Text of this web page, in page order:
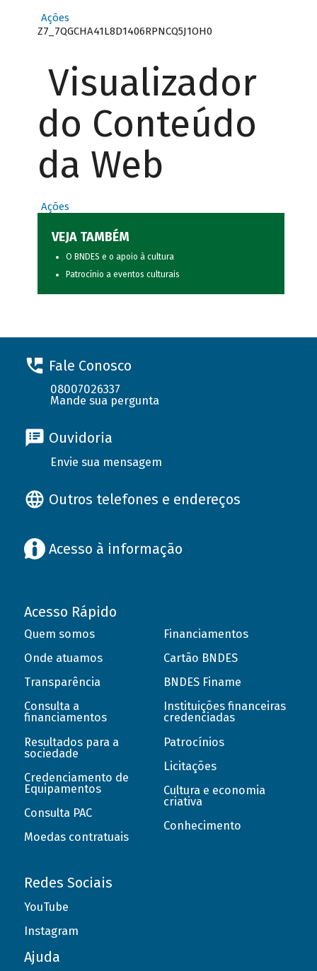
Ações
Z7_7QGCHA41L8D1406RPNCQ5J1OH0
Visualizador
do Conteúdo
da Web
Ações
VEJA TAMBÉM
O BNDES e o apoio à cultura
Patrocínio a eventos culturais
Fale Conosco
08007026337
Mande sua pergunta
Ouvidoria
Envie sua mensagem
Outros telefones e endereços
Acesso à informação
Acesso Rápido
Quem somos
Onde atuamos
Transparência
Consulta a
financiamentos
Resultados para a
sociedade
Credenciamento de
Equipamentos
Consulta PAC
Moedas contratuais
Financiamentos
Cartão BNDES
BNDES Finame
Instituições financeiras
credenciadas
Patrocínios
Licitações
Cultura e economia
criativa
Conhecimento
Redes Sociais
YouTube
Instagram
Ajuda